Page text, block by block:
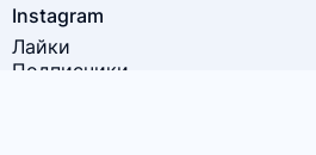
Instagram
Лайки
Подписчики